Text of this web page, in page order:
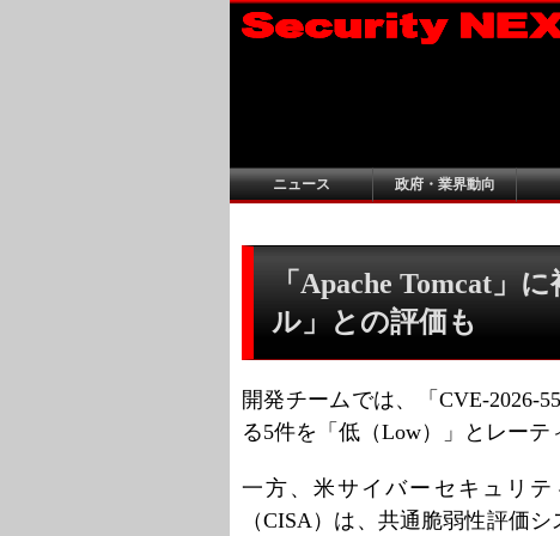
ニュース 政府・業界動向
「Apache Tomcat」
ル」との評価も
開発チームでは、「CVE-2026-
る5件を「低（Low）」とレーテ
一方、米サイバーセキュリ
（CISA）は、共通脆弱性評価